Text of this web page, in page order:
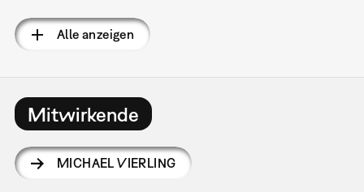
Alle anzeigen
Mitwirkende
MICHAEL VIERLING